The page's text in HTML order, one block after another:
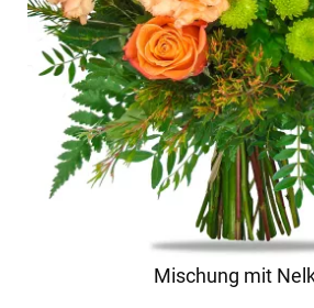
Mischung mit